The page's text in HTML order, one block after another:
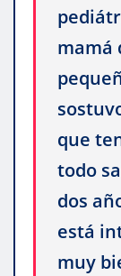
mamá
que
todo
dos
está
muy